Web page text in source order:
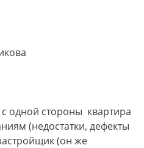
одной стороны квартира
(недостатки, дефекты
(он же